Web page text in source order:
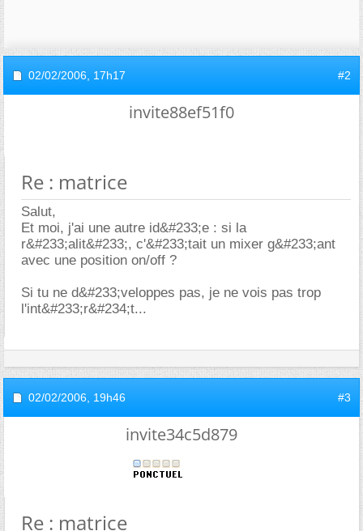
02/02/2006, 17h17 #2
invite88ef51f0
Re : matrice
Salut,
Et moi, j'ai une autre id&#233;e : si la
r&#233;alit&#233;, c'&#233;tait un mixer g&#233;ant
avec une position on/off ?
Si tu ne d&#233;veloppes pas, je ne vois pas trop
l'int&#233;r&#234;t...
02/02/2006, 19h46 #3
invite34c5d879
Re : matrice